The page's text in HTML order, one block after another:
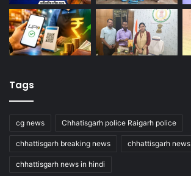
Tags
cg news Chhatisgarh police Raigarh police
chhattisgarh breaking news chhattisgarh news
chhattisgarh news in hindi